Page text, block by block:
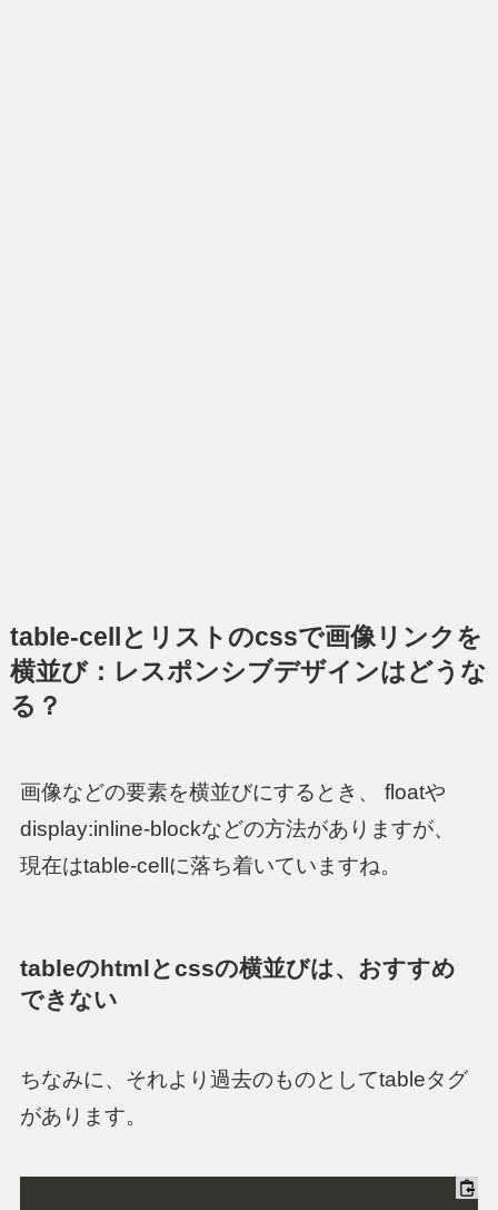
table-cellとリストのcssで画像リンクを
横並び：レスポンシブデザインはどうな
る？
画像などの要素を横並びにするとき、 floatや
display:inline-blockなどの方法がありますが、
現在はtable-cellに落ち着いていますね。
tableのhtmlとcssの横並びは、おすすめ
できない
ちなみに、それより過去のものとしてtableタグ
があります。